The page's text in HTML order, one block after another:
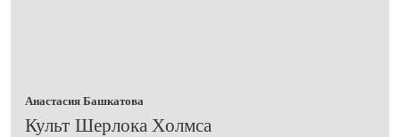
Анастасия Башкатова
Культ Шерлока Холмса